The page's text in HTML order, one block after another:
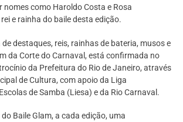
nomes como Haroldo Costa e Rosa
e rainha do baile desta edição.
destaques, reis, rainhas de bateria, musos e
da Corte do Carnaval, está confirmada no
da Prefeitura do Rio de Janeiro, através
de Cultura, com apoio da Liga
de Samba (Liesa) e da Rio Carnaval.
Baile Glam, a cada edição, uma